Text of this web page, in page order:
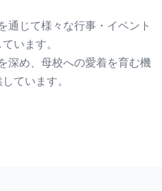
通じて様々な行事・イベント
います。
深め、母校への愛着を育む機
ています。